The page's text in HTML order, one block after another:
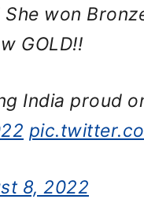
She won
GOLD!!
India proud
8, 2022